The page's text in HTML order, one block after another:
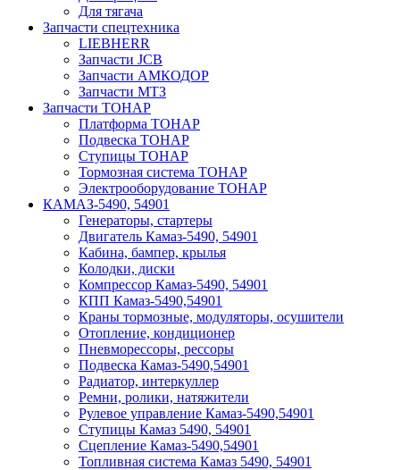
Для тягача
Запчасти спецтехника
LIEBHERR
Запчасти JCB
Запчасти АМКОДОР
Запчасти МТЗ
Запчасти ТОНАР
Платформа ТОНАР
Подвеска ТОНАР
Ступицы ТОНАР
Тормозная система ТОНАР
Электрооборудование ТОНАР
КАМАЗ-5490, 54901
Генераторы, стартеры
Двигатель Камаз-5490, 54901
Кабина, бампер, крылья
Колодки, диски
Компрессор Камаз-5490, 54901
КПП Камаз-5490,54901
Краны тормозные, модуляторы, осушители
Отопление, кондиционер
Пневморессоры, рессоры
Подвеска Камаз-5490,54901
Радиатор, интеркуллер
Ремни, ролики, натяжители
Рулевое управление Камаз-5490,54901
Ступицы Камаз 5490, 54901
Сцепление Камаз-5490,54901
Топливная система Камаз 5490, 54901